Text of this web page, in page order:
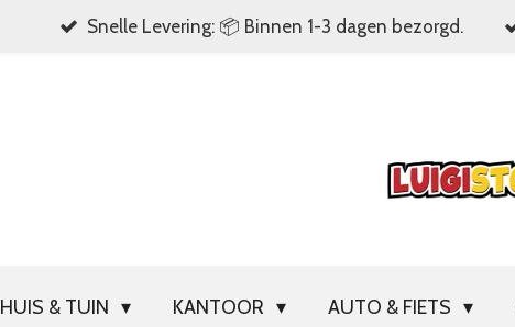
Snelle Levering: 📦 Binnen 1-3 dagen bezorgd.
HUIS & TUIN KANTOOR AUTO & FIETS